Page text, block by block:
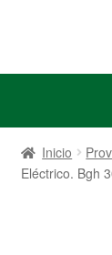
Inicio
Eléctrico. Bgh